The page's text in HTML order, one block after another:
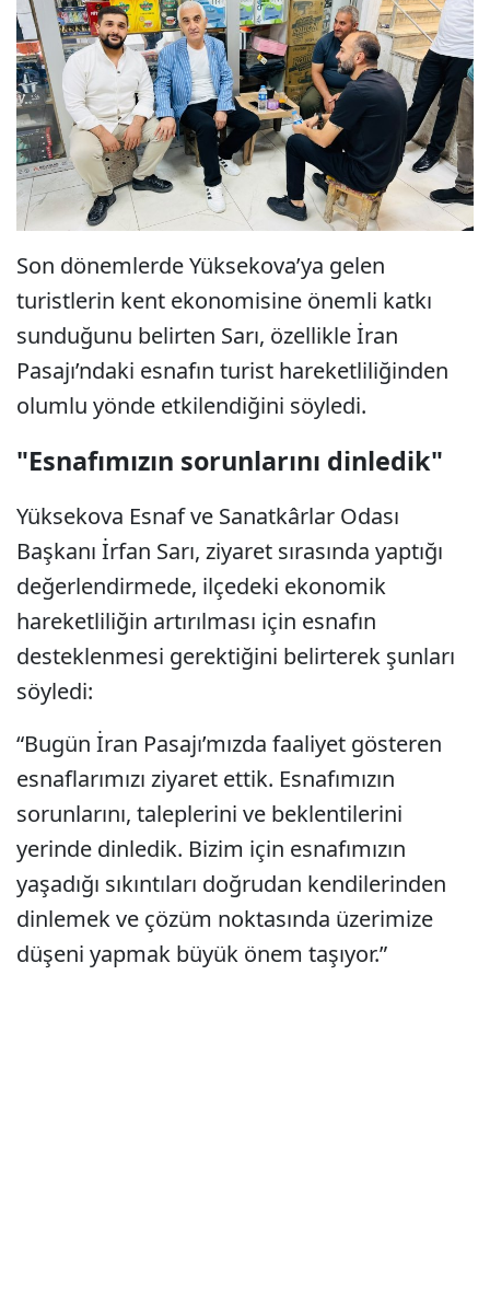
Son dönemlerde Yüksekova’ya gelen
turistlerin kent ekonomisine önemli katkı
sunduğunu belirten Sarı, özellikle İran
Pasajı’ndaki esnafın turist hareketliliğinden
olumlu yönde etkilendiğini söyledi.
"Esnafımızın sorunlarını dinledik"
Yüksekova Esnaf ve Sanatkârlar Odası
Başkanı İrfan Sarı, ziyaret sırasında yaptığı
değerlendirmede, ilçedeki ekonomik
hareketliliğin artırılması için esnafın
desteklenmesi gerektiğini belirterek şunları
söyledi:
“Bugün İran Pasajı’mızda faaliyet gösteren
esnaflarımızı ziyaret ettik. Esnafımızın
sorunlarını, taleplerini ve beklentilerini
yerinde dinledik. Bizim için esnafımızın
yaşadığı sıkıntıları doğrudan kendilerinden
dinlemek ve çözüm noktasında üzerimize
düşeni yapmak büyük önem taşıyor.”